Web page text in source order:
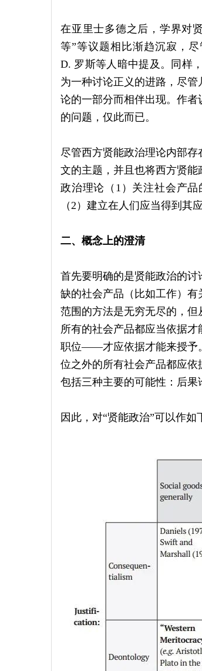
在亚里士多德之后，学界对
等”等议题相比渐趋沉寂，
D. 罗斯等人暗中提及。同样
为一种讨论正义的进路，尽
论的一部分而相伴出现。作
的问题，仅此而已。
尽管西方贤能政治理论内部
文的主题，并且也将西方贤
政治理论（1）关注社会产品
（2）建立在人们应当得到其
二、概念上的澄清
首先要明确的是贤能政治的
缺的社会产品（比如工作）
范围的方法是无穷无尽的，
所有的社会产品都应当依据
职位——才应依据才能来授予
位之外的所有社会产品都应依
包括三种主要的可能性：后果
因此，对“贤能政治”可以作如